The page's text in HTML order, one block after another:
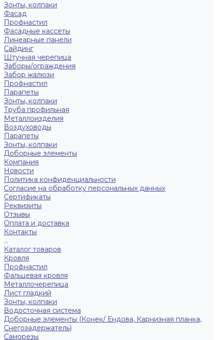
Зонты, колпаки
Фасад
Профнастил
Фасадные кассеты
Линеарные панели
Сайдинг
Штучная черепица
Заборы/ограждения
Забор жалюзи
Профнастил
Парапеты
Зонты, колпаки
Труба профильная
Металлоизделия
Воздуховоды
Парапеты
Зонты, колпаки
Доборные элементы
Компания
Новости
Политика конфиденциальности
Согласие на обработку персональных данных
Сертификаты
Реквизиты
Отзывы
Оплата и доставка
Контакты
...
Каталог товаров
Кровля
Профнастил
Фальцевая кровля
Металлочерепица
Лист гладкий
Зонты, колпаки
Водосточная система
Доборные элементы (Конек/ Ендова, Карнизная планка,
Снегозадержатель)
Саморезы